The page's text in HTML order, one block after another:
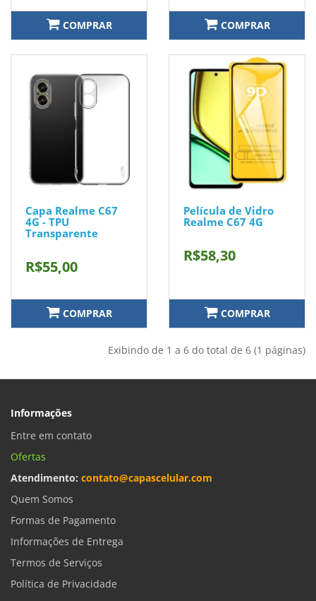
COMPRAR COMPRAR
Capa Realme C67
4G - TPU
Transparente
R$55,00
COMPRAR
Película de Vidro
Realme C67 4G
R$58,30
COMPRAR
Exibindo de 1 a 6 do total de 6 (1 páginas)
Informações
Entre em contato
Ofertas
Atendimento: contato@capascelular.com
Quem Somos
Formas de Pagamento
Informações de Entrega
Termos de Serviços
Política de Privacidade